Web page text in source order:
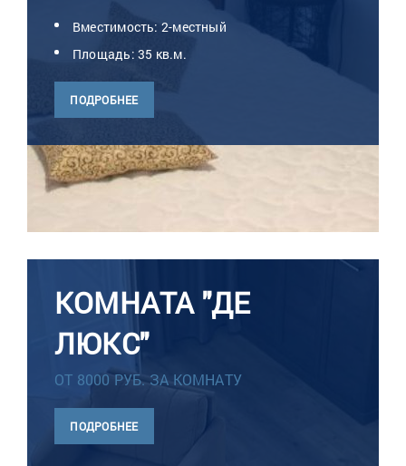
Вместимость: 2-местный
Площадь: 35 кв.м.
ПОДРОБНЕЕ
КОМНАТА "ДЕ
ЛЮКС"
ОТ 8000 РУБ. ЗА КОМНАТУ
ПОДРОБНЕЕ